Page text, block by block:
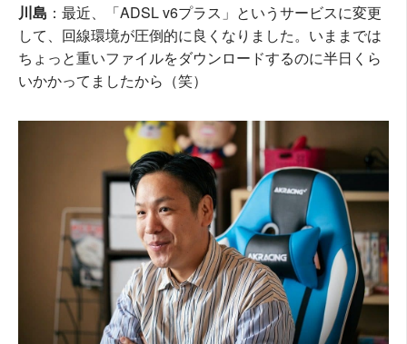
川島 ：最近、「ADSL v6プラス」というサービスに変更
して、回線環境が圧倒的に良くなりました。いままでは
ちょっと重いファイルをダウンロードするのに半日くら
いかかってましたから（笑）